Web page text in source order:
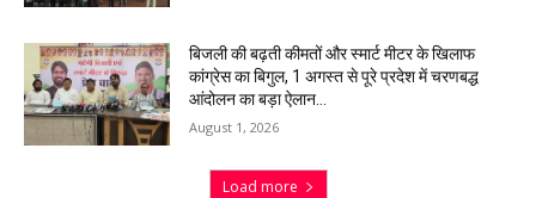
बिजली की बढ़ती कीमतों और स्मार्ट मीटर के खिलाफ
कांग्रेस का बिगुल, 1 अगस्त से पूरे प्रदेश में चरणबद्ध
आंदोलन का बड़ा ऐलान…
August 1, 2026
Load more